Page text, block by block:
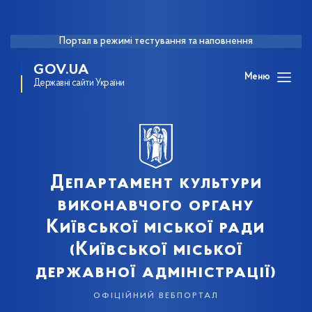
Портал в режимі тестування та наповнення
GOV.UA
Державні сайти України
Меню
Департамент культури
виконавчого органу
Київської міської ради
(Київської міської
державної адміністрації)
офіційний вебпортал